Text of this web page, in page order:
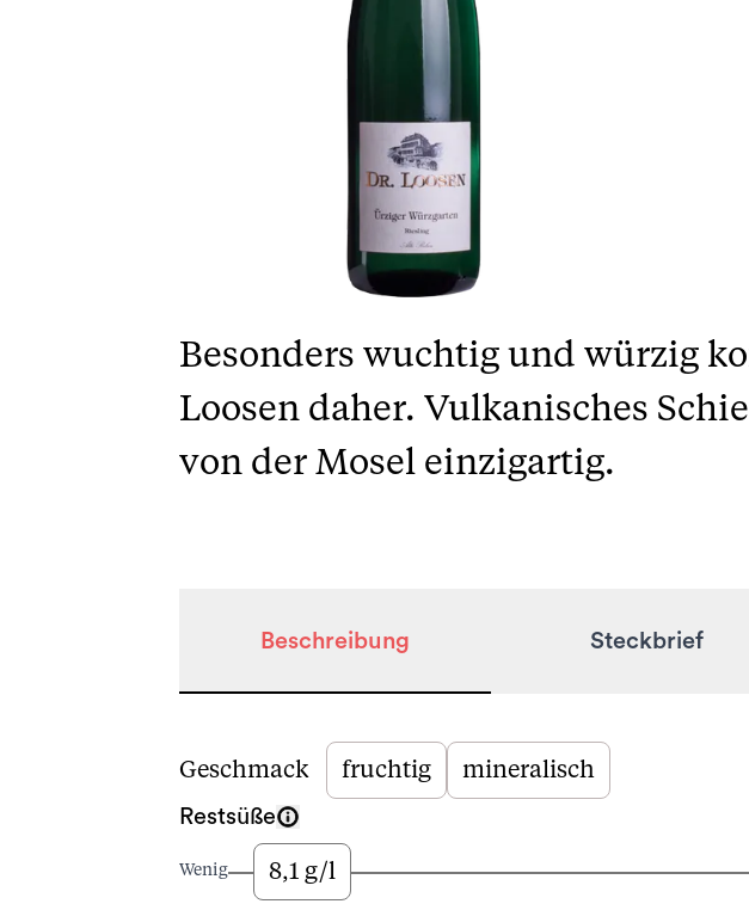
Besonders wuchtig und würzig
Loosen daher. Vulkanisches
von der Mosel einzigartig.
Beschreibung Steckbrief
Beschreibung
Geschmack fruchtig mineralisch
Restsüße
Wenig 8,1 g/l